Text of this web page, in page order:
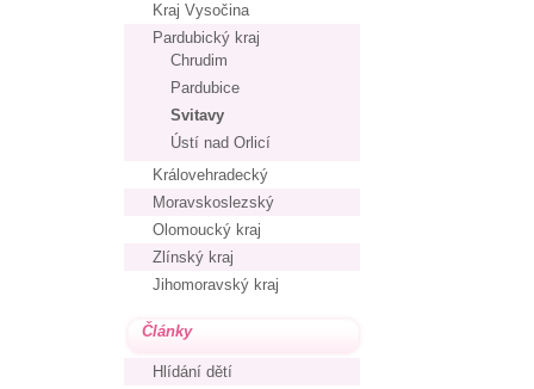
Kraj Vysočina
Pardubický kraj
Chrudim
Pardubice
Svitavy
Ústí nad Orlicí
Královehradecký
Moravskoslezský
Olomoucký kraj
Zlínský kraj
Jihomoravský kraj
Články
Hlídání dětí